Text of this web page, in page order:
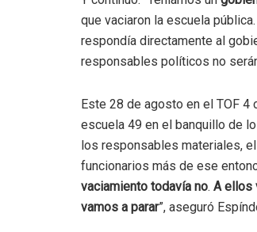
que vaciaron la escuela
respondía directamente al
responsables políticos no
Este 28 de agosto en el TOF
escuela 49 en el banquillo de
los responsables materiales,
funcionarios más de ese
vaciamiento todavía no. A ellos
vamos a parar”, aseguró